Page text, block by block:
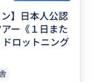
】日本人公認
ー《１日また
ロットニング